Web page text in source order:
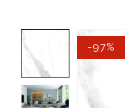
-97%